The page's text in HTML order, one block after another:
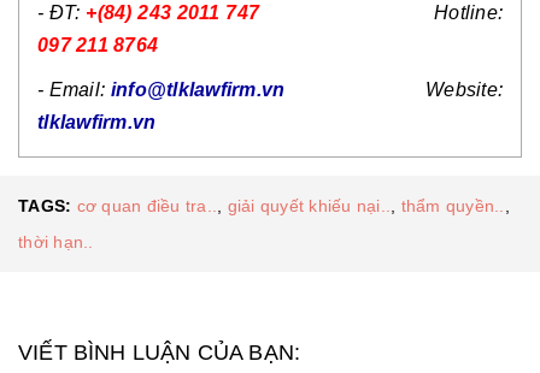
- ĐT: +(84) 243 2011 747
Hotline:
097 211 8764
- Email: info@tlklawfirm.vn
Website:
tlklawfirm.vn
TAGS: cơ quan điều tra.. giải quyết khiếu nại.. thẩm quyền..
thời hạn..
VIẾT BÌNH LUẬN CỦA BẠN: